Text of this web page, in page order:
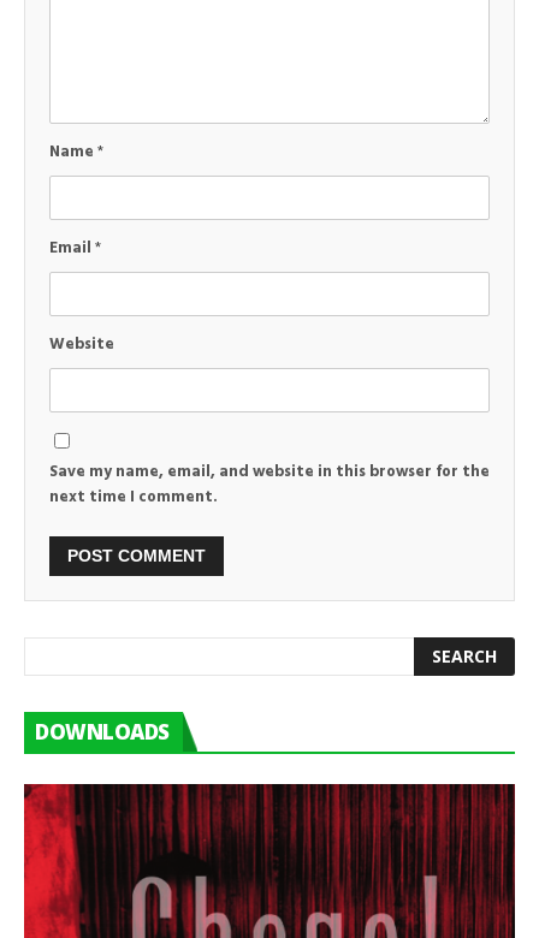
Name*
Email*
Website
Save my name, email, and website in this browser for the
next time I comment.
DOWNLOADS